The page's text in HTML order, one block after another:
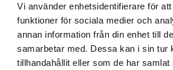
Vi använder enhetsidentifierare för
funktioner för sociala medier och
annan information från din enhet till
samarbetar med. Dessa kan i sin tur
tillhandahållit eller som de har